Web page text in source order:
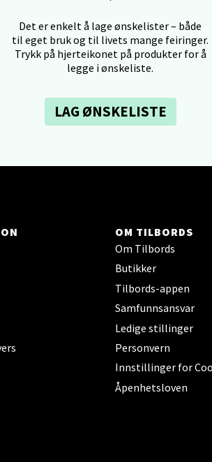
Det er enkelt å lage ønskelister – både
til eget bruk og til livets mange feiringer.
Trykk på hjerteikonet på produkter for å
legge i ønskeliste.
LAG ØNSKELISTE
OM TILBORDS
Om Tilbords
Butikker
Tilbords-appen
Samfunnsansvar
Ledige stillinger
Personvern
Innstillinger for
Åpenhetsloven
Åpent i